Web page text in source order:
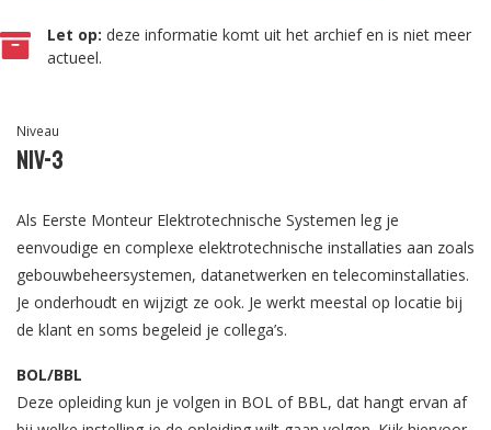
Let op: deze informatie komt uit het archief en is niet meer
actueel.
Niveau
Niv-3
Als Eerste Monteur Elektrotechnische Systemen leg je
eenvoudige en complexe elektrotechnische installaties aan zoals
gebouwbeheersystemen, datanetwerken en telecominstallaties.
Je onderhoudt en wijzigt ze ook. Je werkt meestal op locatie bij
de klant en soms begeleid je collega’s.
BOL/BBL
Deze opleiding kun je volgen in BOL of BBL, dat hangt ervan af